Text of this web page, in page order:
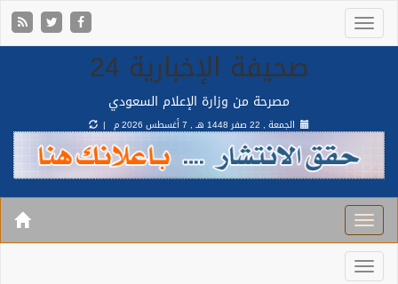
صحيفة الإخبارية 24
مصرحة من وزارة الإعلام السعودي
الجمعة , 22 صفر 1448 هـ , 7 أغسطس 2026 م |